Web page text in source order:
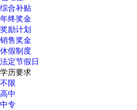
综合补贴
年终奖金
奖励计划
销售奖金
休假制度
法定节假日
学历要求
不限
高中
中专